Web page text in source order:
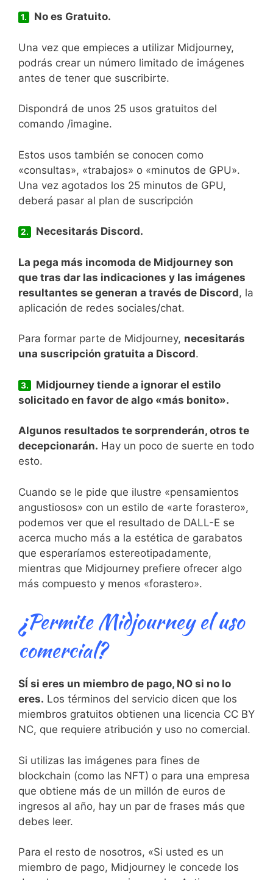
1. No es Gratuito.
Una vez que empieces a utilizar Midjourney,
podrás crear un número limitado de imágenes
antes de tener que suscribirte.
Dispondrá de unos 25 usos gratuitos del
comando /imagine.
Estos usos también se conocen como
«consultas», «trabajos» o «minutos de GPU».
Una vez agotados los 25 minutos de GPU,
deberá pasar al plan de suscripción
2. Necesitarás Discord.
La pega más incomoda de Midjourney son
que tras dar las indicaciones y las imágenes
resultantes se generan a través de Discord, la
aplicación de redes sociales/chat.
Para formar parte de Midjourney, necesitarás
una suscripción gratuita a Discord.
3.
Midjourney tiende a ignorar el estilo
solicitado en favor de algo «más bonito».
Algunos resultados te sorprenderán, otros te
decepcionarán. Hay un poco de suerte en todo
esto.
Cuando se le pide que ilustre «pensamientos
angustiosos» con un estilo de «arte forastero»,
podemos ver que el resultado de DALL-E se
acerca mucho más a la estética de garabatos
que esperaríamos estereotipadamente,
mientras que Midjourney prefiere ofrecer algo
más compuesto y menos «forastero».
¿Permite Midjourney el uso
comercial?
SÍ si eres un miembro de pago, NO si no lo
eres. Los términos del servicio dicen que los
miembros gratuitos obtienen una licencia CC BY
NC, que requiere atribución y uso no comercial.
Si utilizas las imágenes para fines de
blockchain (como las NFT) o para una empresa
que obtiene más de un millón de euros de
ingresos al año, hay un par de frases más que
debes leer.
Para el resto de nosotros, «Si usted es un
miembro de pago, Midjourney le concede los